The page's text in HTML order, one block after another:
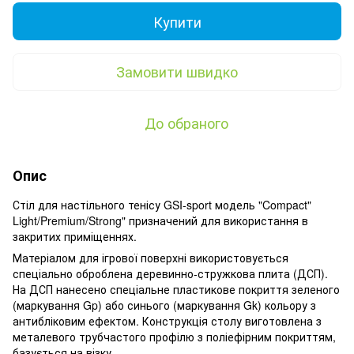
Купити
Замовити швидко
До обраного
Опис
Стіл для настільного тенісу GSI-sport модель "Compact"
Light/Premium/Strong" призначений для використання в
закритих приміщеннях.
Матеріалом для ігрової поверхні використовується
спеціально оброблена деревинно-стружкова плита (ДСП).
На ДСП нанесено спеціальне пластикове покриття зеленого
(маркування Gp) або синього (маркування Gk) кольору з
антибліковим ефектом. Конструкція столу виготовлена ​​з
металевого трубчастого профілю з поліефірним покриттям,